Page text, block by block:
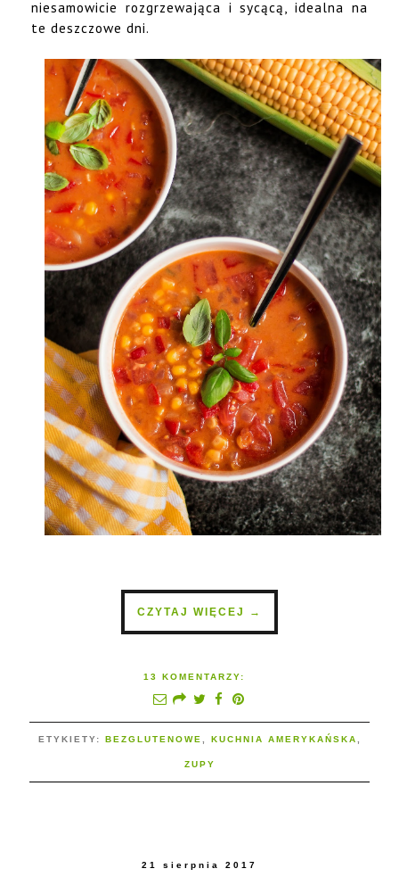
niesamowicie rozgrzewająca i sycącą, idealna na
te deszczowe dni.
CZYTAJ WIĘCEJ →
13 KOMENTARZY:
ETYKIETY: BEZGLUTENOWE KUCHNIA AMERYKAŃSKA
ZUPY
21 sierpnia 2017